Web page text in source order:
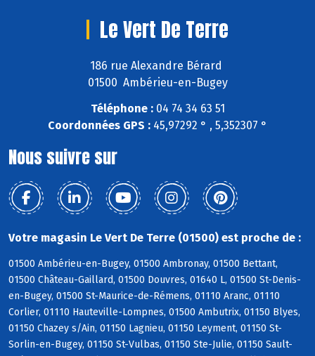
Le Vert De Terre
186 rue Alexandre Bérard
01500 Ambérieu-en-Bugey
Téléphone :04 74 34 63 51
Coordonnées GPS : 45,97292 ° , 5,352307 °
Nous suivre sur
Votre magasin Le Vert De Terre (01500) est proche de :
01500 Ambérieu-en-Bugey, 01500 Ambronay, 01500 Bettant,
01500 Château-Gaillard, 01500 Douvres, 01640 L, 01500 St-Denis-
en-Bugey, 01500 St-Maurice-de-Rémens, 01110 Aranc, 01110
Corlier, 01110 Hauteville-Lompnes, 01500 Ambutrix, 01150 Blyes,
01150 Chazey s/Ain, 01150 Lagnieu, 01150 Leyment, 01150 St-
Sorlin-en-Bugey, 01150 St-Vulbas, 01150 Ste-Julie, 01150 Sault-